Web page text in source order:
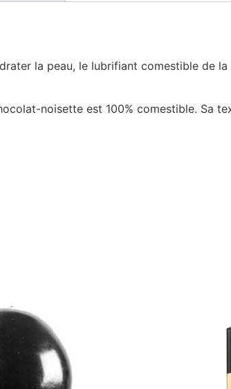
la peau, le lubrifiant comestible de
noisette est 100% comestible. Sa